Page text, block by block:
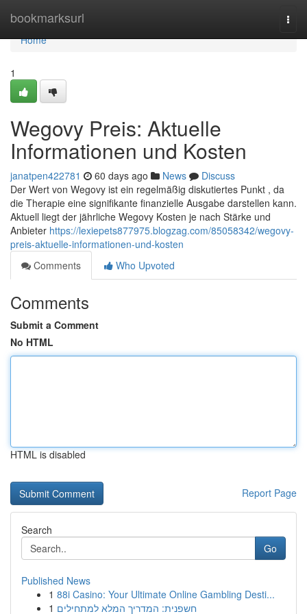
bookmarksurl
Home
Home
1
Wegovy Preis: Aktuelle
Informationen und Kosten
janatpen422781 60 days ago News
Discuss
Der Wert von Wegovy ist ein regelmäßig diskutiertes Punkt , da
die Therapie eine signifikante finanzielle Ausgabe darstellen kann.
Aktuell liegt der jährliche Wegovy Kosten je nach Stärke und
Anbieter https://lexiepets877975.blogzag.com/85058342/wegovy-
preis-aktuelle-informationen-und-kosten
Comments
Who Upvoted
Comments
Submit a Comment
No HTML
HTML is disabled
Report Page
Search
Go
Published News
1 88i Casino: Your Ultimate Online Gambling Desti...
1 חשפנית: המדריך המלא למתחילים